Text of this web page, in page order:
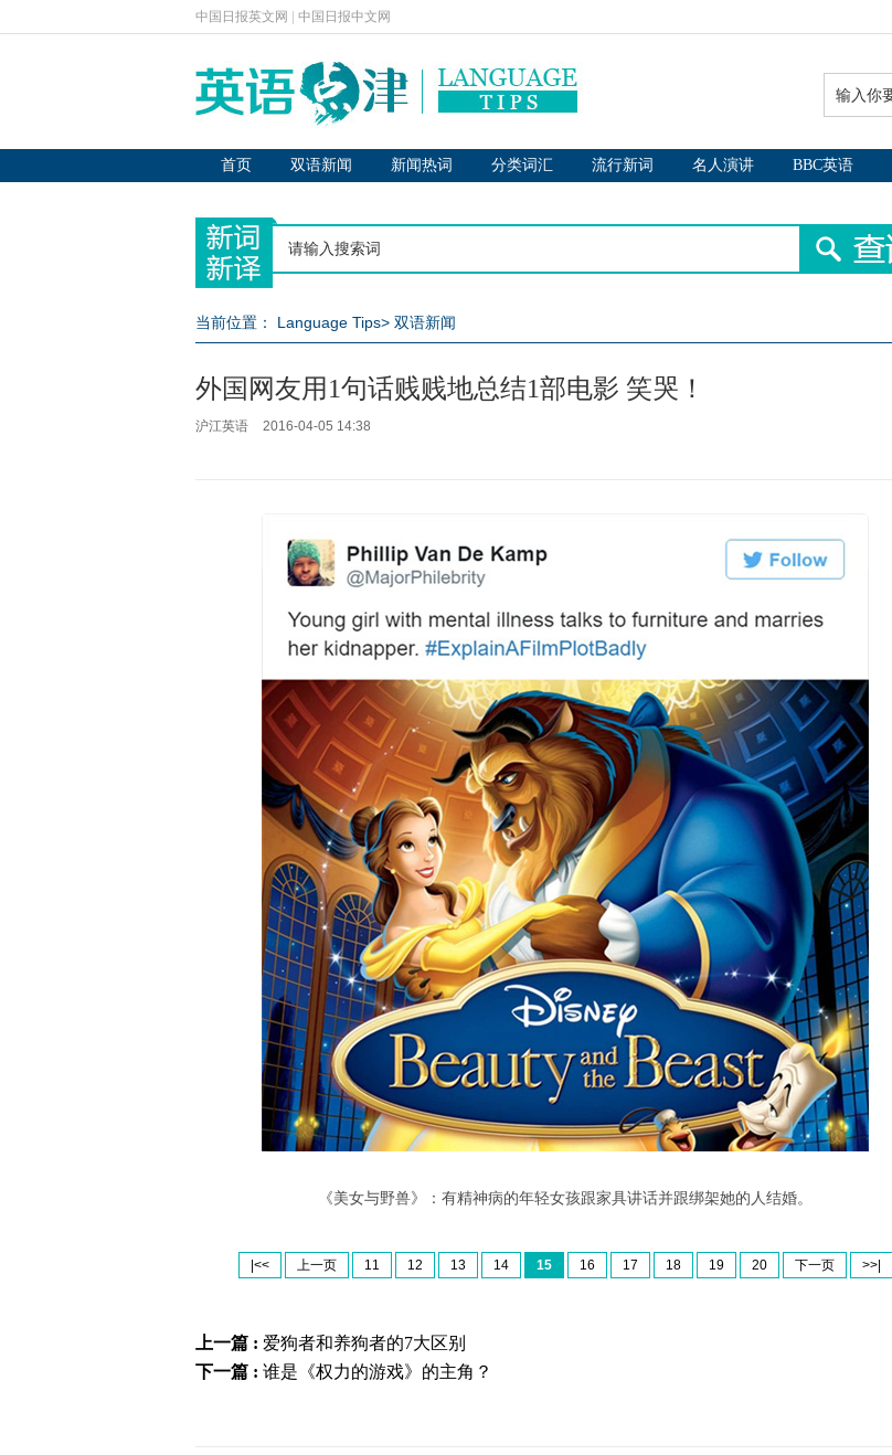
中国日报英文网 中国日报中文网
首页 双语新闻 新闻热词 分类词汇 流行新词 名人演讲 BBC英语
当前位置： Language Tips> 双语新闻
外国网友用1句话贱贱地总结1部电影 笑哭！
沪江英语 2016-04-05 14:38
《美女与野兽》：有精神病的年轻女孩跟家具讲话并跟绑架她的人结婚。
|<< 上一页 11 12 13 14 15 16 17 18 19 20 下一页 >>|
上一篇 : 爱狗者和养狗者的7大区别
下一篇 : 谁是《权力的游戏》的主角？